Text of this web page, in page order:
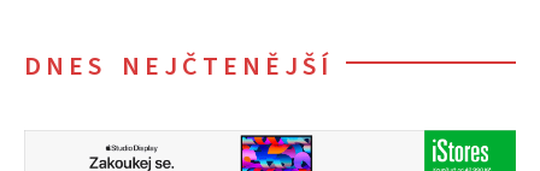
DNES NEJČTENĚJŠÍ